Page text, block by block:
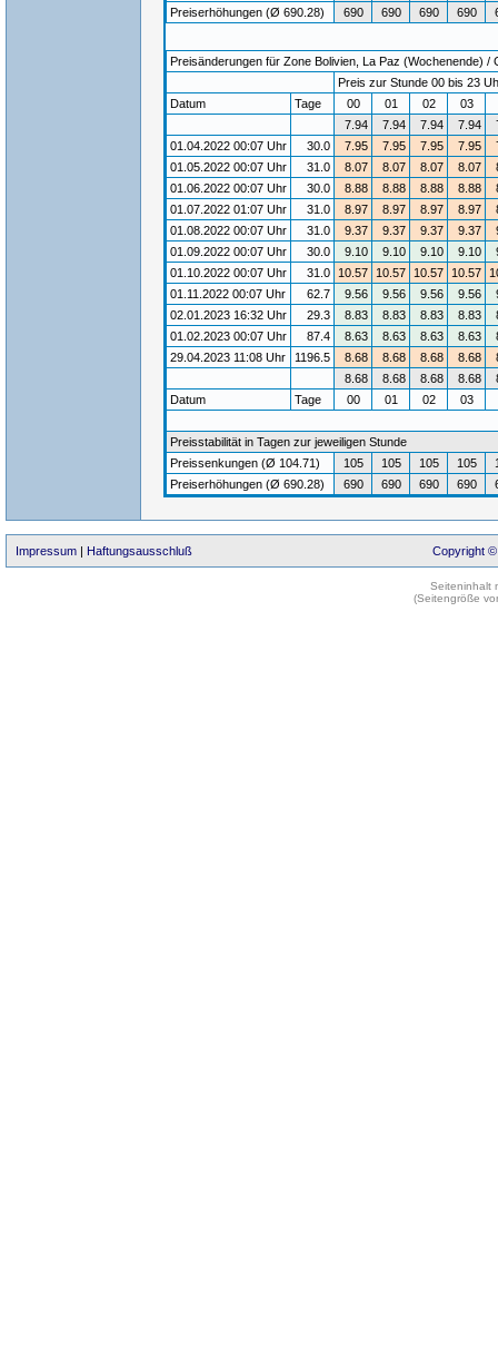
Preiserhöhungen (Ø 690.28)
690 690 690 690
Preisänderungen für Zone Bolivien, La Paz (Wochenende) /
Preis zur Stunde 00 bis 23
Datum
Tage 00 01 02 03
7.94
7.94 7.94 7.94
01.04.2022 00:07 Uhr
30.0 7.95 7.95 7.95 7.95
01.05.2022 00:07 Uhr
31.0 8.07 8.07 8.07 8.07
01.06.2022 00:07 Uhr
30.0 8.88 8.88 8.88 8.88
01.07.2022 01:07 Uhr
31.0 8.97 8.97 8.97 8.97
01.08.2022 00:07 Uhr
31.0 9.37 9.37 9.37 9.37
01.09.2022 00:07 Uhr
30.0 9.10 9.10 9.10 9.10
01.10.2022 00:07 Uhr
31.0 10.57 10.57 10.57 10.57
01.11.2022 00:07 Uhr
62.7 9.56 9.56 9.56 9.56
02.01.2023 16:32 Uhr
29.3 8.83 8.83 8.83 8.83
01.02.2023 00:07 Uhr
87.4 8.63 8.63 8.63 8.63
29.04.2023 11:08 Uhr
1196.5 8.68 8.68 8.68 8.68
8.68
8.68 8.68 8.68
Datum
Tage 00 01 02 03
Preisstabilität in Tagen zur jeweiligen Stunde
Preissenkungen (Ø 104.71)
105 105 105 105
Preiserhöhungen (Ø 690.28)
690 690 690 690
Impressum | Haftungsausschluß Copyright ©
Seiteninhalt
(Seitengröße